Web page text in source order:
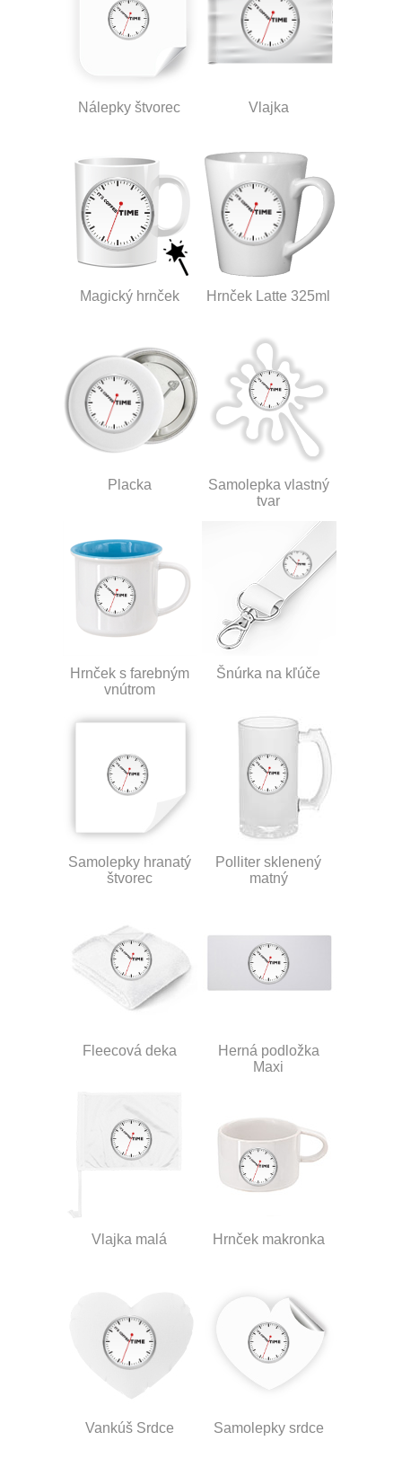
Nálepky štvorec Vlajka
Magický hrnček Hrnček Latte 325ml
Placka
Samolepka vlastný
tvar
Hrnček s farebným
vnútrom
Šnúrka na kľúče
Samolepky hranatý
štvorec
Polliter sklenený
matný
Fleecová deka
Herná podložka
Maxi
Vlajka malá Hrnček makronka
Vankúš Srdce Samolepky srdce